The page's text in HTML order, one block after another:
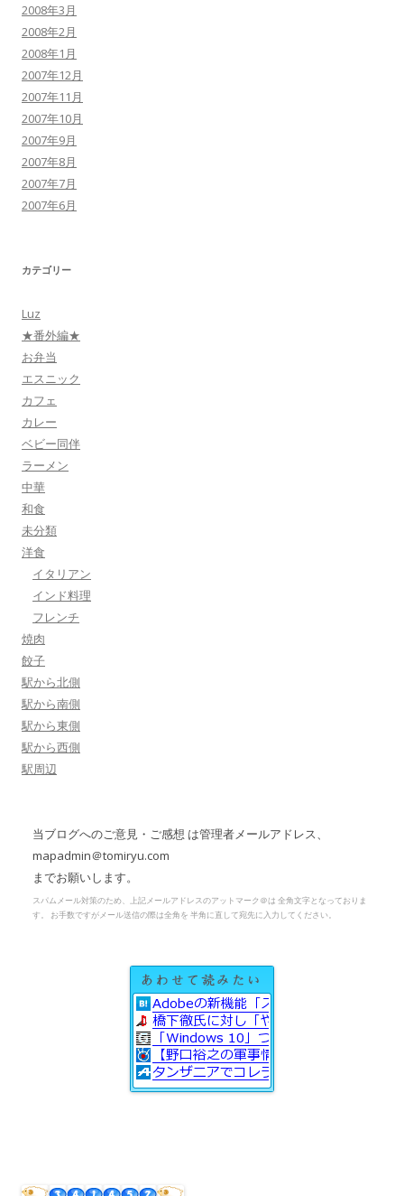
2008年3月
2008年2月
2008年1月
2007年12月
2007年11月
2007年10月
2007年9月
2007年8月
2007年7月
2007年6月
カテゴリー
Luz
★番外編★
お弁当
エスニック
カフェ
カレー
ベビー同伴
ラーメン
中華
和食
未分類
洋食
イタリアン
インド料理
フレンチ
焼肉
餃子
駅から北側
駅から南側
駅から東側
駅から西側
駅周辺
当ブログへのご意見・ご感想 は管理者メールアドレス、
mapadmin＠tomiryu.com
までお願いします。
スパムメール対策のため、上記メールアドレスのアットマーク＠は 全角文字となっておりま
す。 お手数ですがメール送信の際は全角を 半角に直して宛先に入力してください。